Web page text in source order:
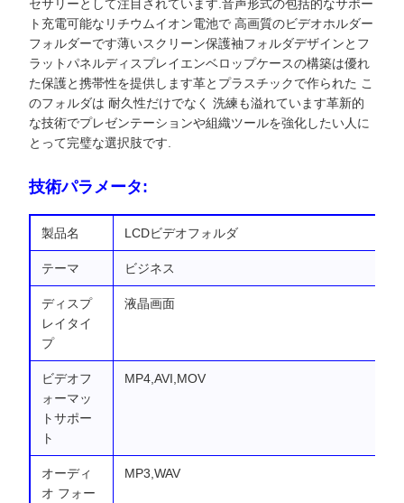
セサリーとして注目されています.音声形式の包括的なサポー
ト充電可能なリチウムイオン電池で 高画質のビデオホルダー
フォルダーです薄いスクリーン保護袖フォルダデザインとフ
ラットパネルディスプレイエンベロップケースの構築は優れ
た保護と携帯性を提供します革とプラスチックで作られた こ
のフォルダは 耐久性だけでなく 洗練も溢れています革新的
な技術でプレゼンテーションや組織ツールを強化したい人に
とって完璧な選択肢です.
技術パラメータ:
製品名 LCDビデオフォルダ
テーマ ビジネス
ディスプ
レイタイ
プ
液晶画面
ビデオフ
ォーマッ
トサポー
ト
MP4,AVI,MOV
オーディ
オ フォー
MP3,WAV